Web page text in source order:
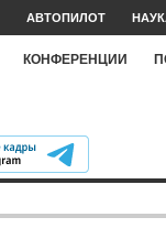
АВТОПИЛОТ
КОНФЕРЕНЦИИ